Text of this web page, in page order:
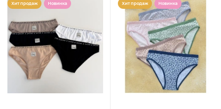
Хит продаж Новинка Хит продаж Новинка